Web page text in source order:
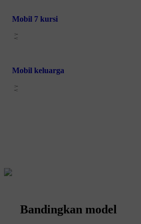
Mobil 7 kursi
Mobil keluarga
Bandingkan model